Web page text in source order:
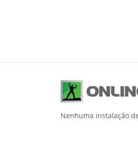
Nenhuma instalação